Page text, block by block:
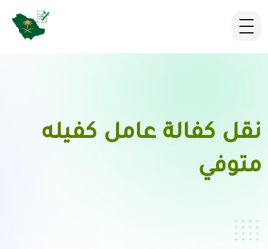
نقل كفالة عامل كفيله
متوفي